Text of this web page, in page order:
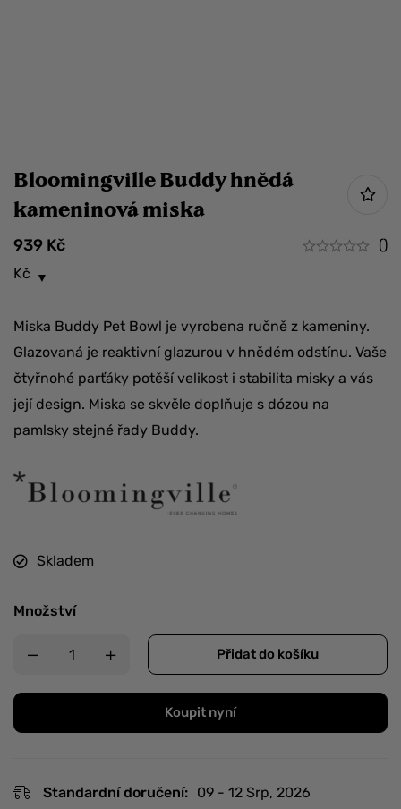
Bloomingville Buddy hnědá
kameninová miska
939 Kč
()
Kč
Miska Buddy Pet Bowl je vyrobena ručně z kameniny.
Glazovaná je reaktivní glazurou v hnědém odstínu. Vaše
čtyřnohé parťáky potěší velikost i stabilita misky a vás
její design. Miska se skvěle doplňuje s dózou na
pamlsky stejné řady Buddy.
Skladem
Množství
Přidat do košíku
Koupit nyní
Standardní doručení: 09 - 12 Srp, 2026